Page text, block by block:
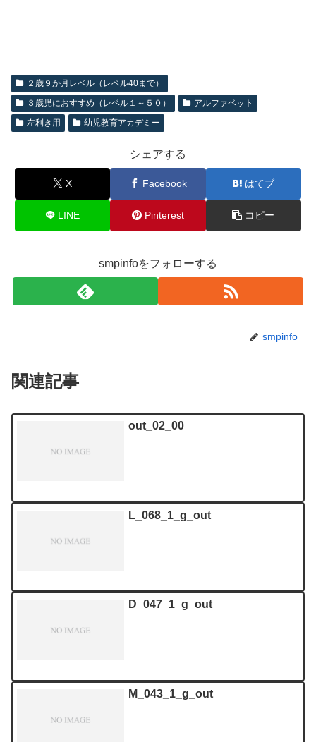
２歳９か月レベル（レベル40まで）
３歳児におすすめ（レベル１～５０）
アルファベット
左利き用
幼児教育アカデミー
シェアする
X Facebook はてブ
LINE Pinterest コピー
smpinfoをフォローする
smpinfo
関連記事
out_02_00
L_068_1_g_out
D_047_1_g_out
M_043_1_g_out